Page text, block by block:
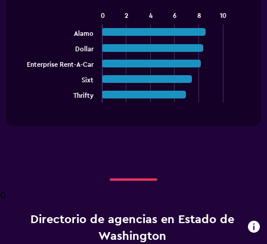
bars.
chart
Alamo
Dollar
Enterprise Rent-A-Car
Sixt
Thrifty
0 2 4 6 8 10
0
Directorio de agencias en Estado de
Washington